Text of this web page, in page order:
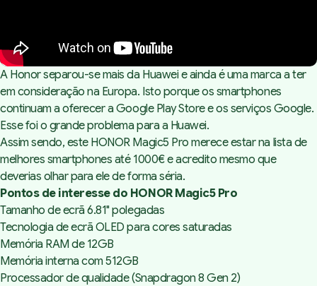
A Honor separou-se mais da Huawei e ainda é uma marca a ter
em consideração na Europa. Isto porque os smartphones
continuam a oferecer a Google Play Store e os serviços Google.
Esse foi o grande problema para a Huawei.
Assim sendo, este HONOR Magic5 Pro merece estar na lista de
melhores smartphones até 1000€ e acredito mesmo que
deverias olhar para ele de forma séria.
Pontos de interesse do HONOR Magic5 Pro
Tamanho de ecrã 6.81" polegadas
Tecnologia de ecrã OLED para cores saturadas
Memória RAM de 12GB
Memória interna com 512GB
Processador de qualidade (Snapdragon 8 Gen 2)